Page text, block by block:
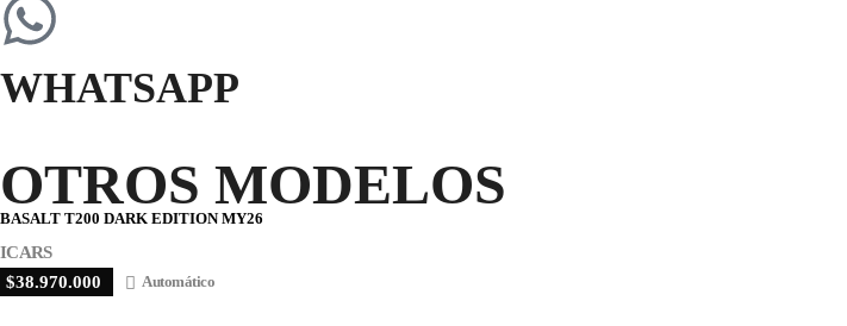
WHATSAPP
OTROS MODELOS
BASALT T200 DARK EDITION MY26
ICARS
$38.970.000
Automático